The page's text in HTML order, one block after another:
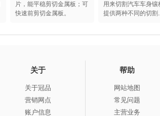
片，能平稳剪切金属板；可
快速前剪切金属板。
用来切割汽车车身镶
提供两种不同的切割
关于
关于冠品
营销网点
账户信息
帮助
网站地图
常见问题
主营业务